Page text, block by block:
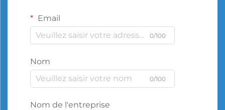
Email
0/100
Nom
0/100
Nom de l'entreprise